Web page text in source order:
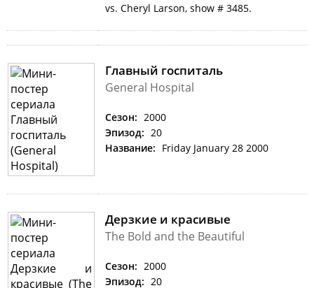
vs. Cheryl Larson, show # 3485.
Главный госпиталь
General Hospital
Сезон: 2000
Эпизод: 20
Название: Friday January 28 2000
Дерзкие и красивые
The Bold and the Beautiful
Сезон: 2000
Эпизод: 20